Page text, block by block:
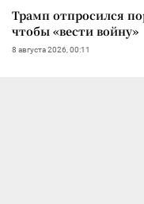
Трамп отпросился
чтобы «вести войну»
8 августа 2026, 00:11